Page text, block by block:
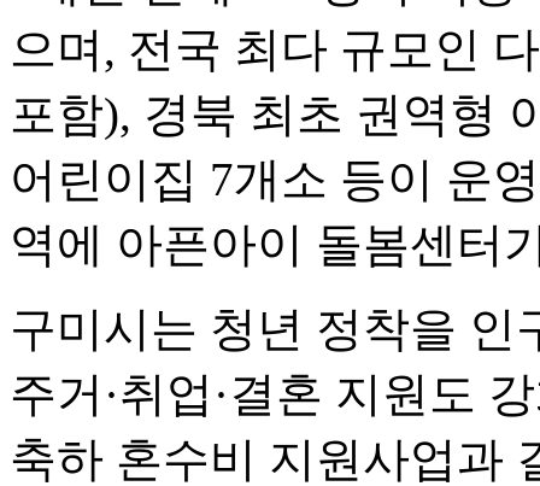
으며, 전국 최다 규모인
포함), 경북 최초 권역형
어린이집 7개소 등이 운
역에 아픈아이 돌봄센터
구미시는 청년 정착을 인
주거·취업·결혼 지원도
축하 혼수비 지원사업과